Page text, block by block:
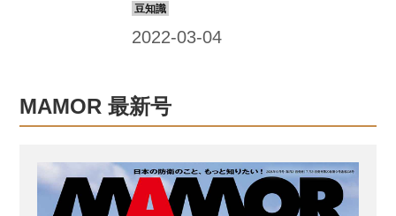
員たちはどのように磨き上げているの
か？対処掛の掛長（リ...
戦車や航空機、護衛艦など、「これは
張り、掃除に活用 災害派遣時に被災地
で開設される入浴施設としても活用さ
水を入れ、おけなどの付属品を洗う。
その後、浴槽の汚れをブラシなどで落
とす。 野外炊具1号（改）の掃除：洗
MAMOR 最新号